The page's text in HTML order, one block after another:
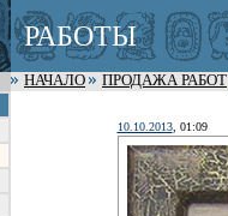
РАБОТЫ
НАЧАЛО ПРОДАЖА РАБОТ
10.10.2013, 01:09